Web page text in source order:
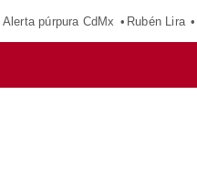
Alerta púrpura CdMx Rubén Lira